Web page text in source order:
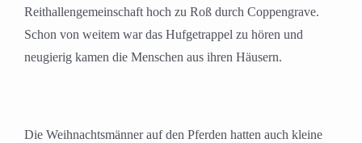
Reithallengemeinschaft hoch zu Roß durch Coppengrave.
Schon von weitem war das Hufgetrappel zu hören und
neugierig kamen die Menschen aus ihren Häusern.
Die Weihnachtsmänner auf den Pferden hatten auch kleine